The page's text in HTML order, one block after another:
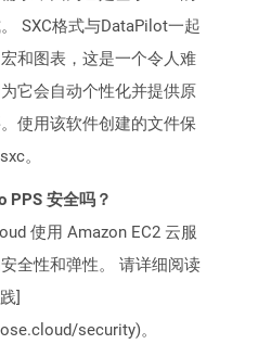
SXC格式与DataPilot一起
和图表，这是一个令人难
它会自动个性化并提供原
使用该软件创建的文件保
。
PPS 安全吗？
使用 Amazon EC2 云服
全性和弹性。 请详细阅读
]
security)。